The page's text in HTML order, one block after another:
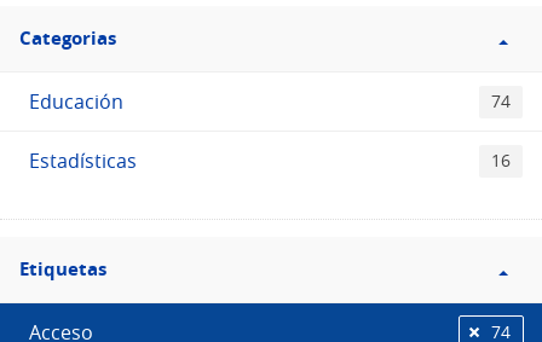
Filtro
Categorias
Categorias
Educación 74
Estadísticas 16
Filtro
Etiquetas
Etiquetas
Acceso 74